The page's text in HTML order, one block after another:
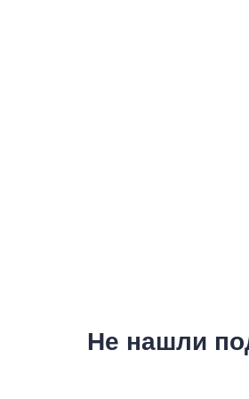
Не нашли